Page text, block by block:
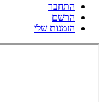
התחבר
הרשם
הזמנות שלי